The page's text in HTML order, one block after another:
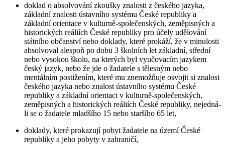
doklad o absolvování zkoušky znalosti z českého jazyka,
základní znalosti ústavního systému České republiky a
základní orientace v kulturně-společenských, zeměpisných a
historických reáliích České republiky pro účely udělování
státního občanství nebo doklady, které prokáží, že v minulosti
absolvoval alespoň po dobu 3 školních let základní, střední
nebo vysokou školu, na kterých byl vyučovacím jazykem
český jazyk, nebo že jde o žadatele s tělesným nebo
mentálním postižením, které mu znemožňuje osvojit si znalost
českého jazyka nebo znalost ústavního systému České
republiky a základní orientaci v kulturně-společenských,
zeměpisných a historických reáliích České republiky, nejedná-
li se o žadatele mladšího 15 nebo staršího 65 let,
doklady, které prokazují pobyt žadatele na území České
republiky a jeho pobyty v zahraničí,